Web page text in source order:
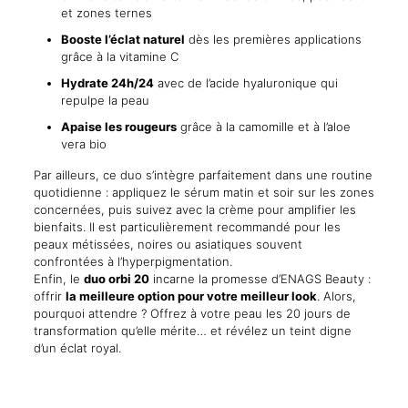
et zones ternes
Booste l’éclat naturel dès les premières applications
grâce à la vitamine C
Hydrate 24h/24avec de l’acide hyaluronique qui
repulpe la peau
Apaise les rougeursgrâce à la camomille et à l’aloe
vera bio
Par ailleurs, ce duo s’intègre parfaitement dans une routine
quotidienne : appliquez le sérum matin et soir sur les zones
concernées, puis suivez avec la crème pour amplifier les
bienfaits. Il est particulièrement recommandé pour les
peaux métissées, noires ou asiatiques souvent
confrontées à l’hyperpigmentation.
Enfin, le duo orbi 20incarne la promesse d’ENAGS Beauty :
offrir la meilleure option pour votre meilleur look. Alors,
pourquoi attendre ? Offrez à votre peau les 20 jours de
transformation qu’elle mérite… et révélez un teint digne
d’un éclat royal.